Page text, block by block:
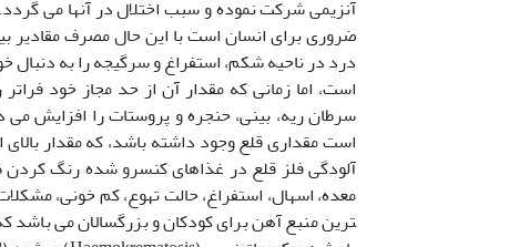
ضروری برای انسان است با این حال مصرف مقادیر
است، اما زمانی که مقدار آن از حد مجاز خود
آلودگی فلز قلع در غذاهای کنسرو شده رنگ